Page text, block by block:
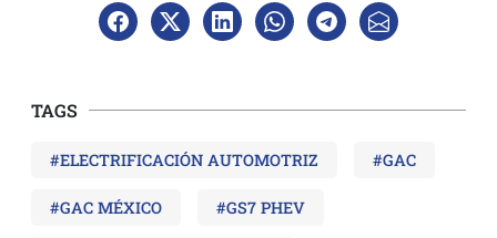
TAGS
#ELECTRIFICACIÓN AUTOMOTRIZ #GAC
#GAC MÉXICO #GS7 PHEV